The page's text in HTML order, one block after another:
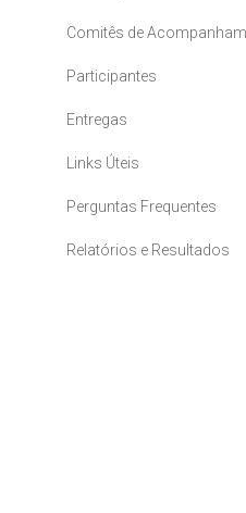
Comitês de
Participantes
Entregas
Links Úteis
Perguntas Frequentes
Relatórios e Resultados